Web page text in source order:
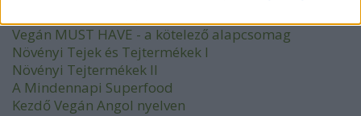
Vegán MUST HAVE - a kötelező alapcsomag
Növényi Tejek és Tejtermékek I
Növényi Tejtermékek II
A Mindennapi Superfood
Kezdő Vegán Angol nyelven